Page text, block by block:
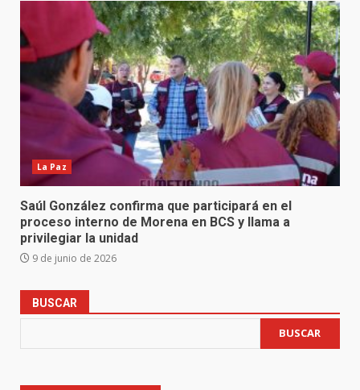
La Paz
Saúl González confirma que participará en el
proceso interno de Morena en BCS y llama a
privilegiar la unidad
9 de junio de 2026
BUSCAR
BUSCAR